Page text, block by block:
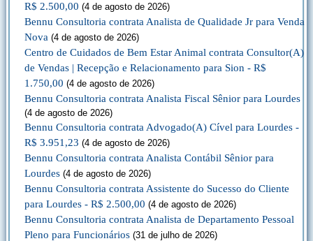
R$ 2.500,00 (4 de agosto de 2026)
Bennu Consultoria contrata Analista de Qualidade Jr para Venda
Nova (4 de agosto de 2026)
Centro de Cuidados de Bem Estar Animal contrata Consultor(A)
de Vendas | Recepção e Relacionamento para Sion - R$
1.750,00 (4 de agosto de 2026)
Bennu Consultoria contrata Analista Fiscal Sênior para Lourdes
(4 de agosto de 2026)
Bennu Consultoria contrata Advogado(A) Cível para Lourdes -
R$ 3.951,23 (4 de agosto de 2026)
Bennu Consultoria contrata Analista Contábil Sênior para
Lourdes (4 de agosto de 2026)
Bennu Consultoria contrata Assistente do Sucesso do Cliente
para Lourdes - R$ 2.500,00 (4 de agosto de 2026)
Bennu Consultoria contrata Analista de Departamento Pessoal
Pleno para Funcionários (31 de julho de 2026)